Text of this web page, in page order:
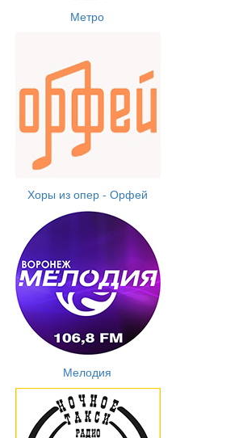
Метро
Хоры из опер - Орфей
Мелодия